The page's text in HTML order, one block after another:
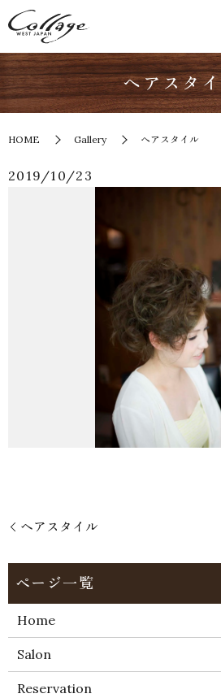
ヘアスタ
HOME Gallery ヘアスタイル
2019/10/23
ヘアスタイル
Home
Salon
Reservation